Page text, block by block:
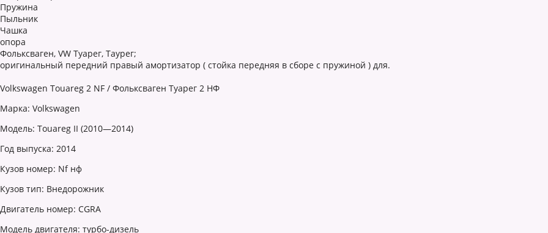
Пружина
Пыльник
Чашка
опора
Фольксваген, VW Туарег, Таурег;
оригинальный передний правый амортизатор ( стойка передняя в сборе с пружиной ) для.
Volkswagen Touareg 2 NF / Фольксваген Туарег 2 НФ
Марка: Volkswagen
Модель: Touareg II (2010—2014)
Год выпуска: 2014
Кузов номер: Nf нф
Кузов тип: Внедорожник
Двигатель номер: CGRA
Модель двигателя: турбо-дизель